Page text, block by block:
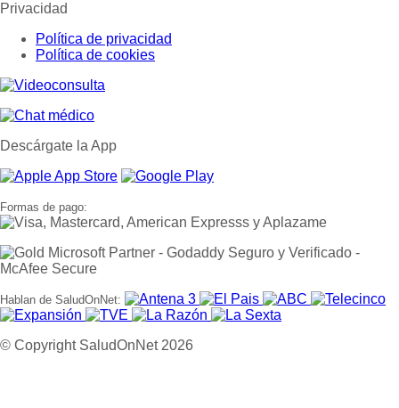
Privacidad
Política de privacidad
Política de cookies
Descárgate la App
Formas de pago:
Hablan de SaludOnNet:
© Copyright SaludOnNet 2026